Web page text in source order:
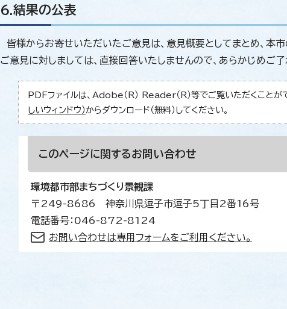
6.結果の公表
皆様からお寄せいただいたご意見は、意見概要としてまとめ、本
ご意見に対しましては、直接回答いたしませんので、あらかじめご了
PDFファイルは、Adobe（R） Reader（R）等でご覧いただくことが
しいウィンドウ）からダウンロード（無料）してください。
このページに関するお問い合わせ
環境都市部まちづくり景観課
〒249-8686 神奈川県逗子市逗子5丁目2番16号
電話番号：046-872-8124
お問い合わせは専用フォームをご利用ください。